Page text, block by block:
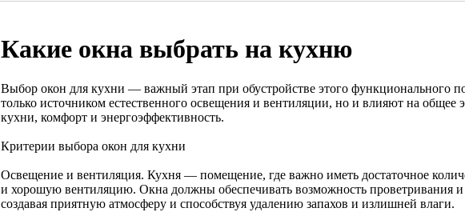
Какие окна выбрать на кухню
Выбор окон для кухни — важный этап при обустройстве этого функционального
только источником естественного освещения и вентиляции, но и влияют на общее
кухни, комфорт и энергоэффективность.
Критерии выбора окон для кухни
Освещение и вентиляция. Кухня — помещение, где важно иметь достаточное
и хорошую вентиляцию. Окна должны обеспечивать возможность проветривания и
создавая приятную атмосферу и способствуя удалению запахов и излишней влаги.